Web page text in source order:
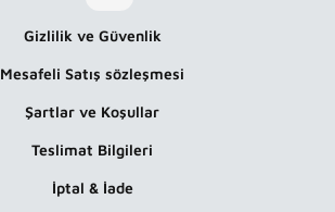
Gizlilik ve Güvenlik
Mesafeli Satış sözleşmesi
Şartlar ve Koşullar
Teslimat Bilgileri
İptal & İade